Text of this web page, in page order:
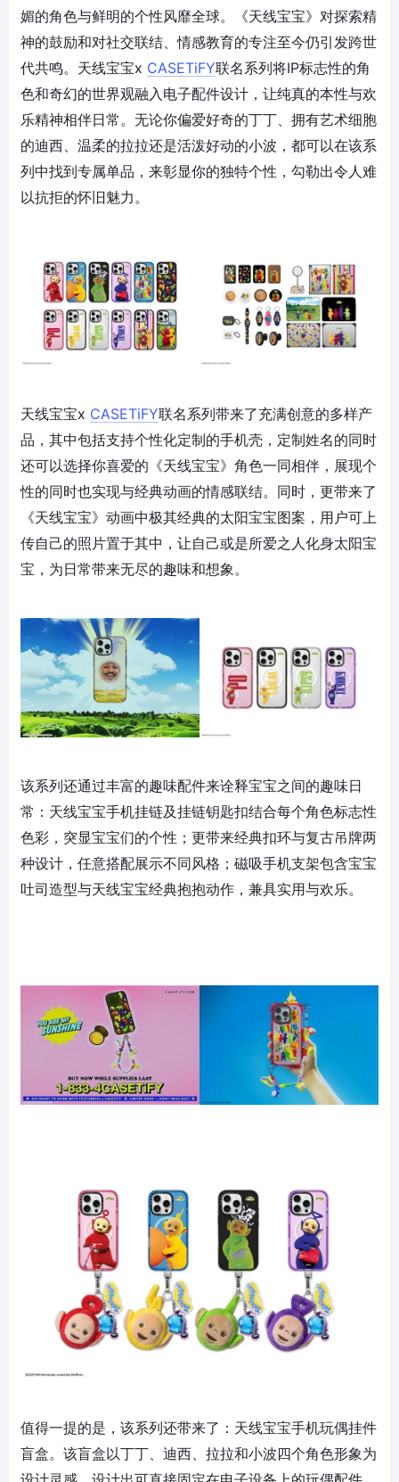
媚的角色与鲜明的个性风靡全球。《天线宝宝》对探索精
神的鼓励和对社交联结、情感教育的专注至今仍引发跨世
代共鸣。天线宝宝x CASETiFY联名系列将IP标志性的角
色和奇幻的世界观融入电子配件设计，让纯真的本性与欢
乐精神相伴日常。无论你偏爱好奇的丁丁、拥有艺术细胞
的迪西、温柔的拉拉还是活泼好动的小波，都可以在该系
列中找到专属单品，来彰显你的独特个性，勾勒出令人难
以抗拒的怀旧魅力。
天线宝宝x CASETiFY联名系列带来了充满创意的多样产
品，其中包括支持个性化定制的手机壳，定制姓名的同时
还可以选择你喜爱的《天线宝宝》角色一同相伴，展现个
性的同时也实现与经典动画的情感联结。同时，更带来了
《天线宝宝》动画中极其经典的太阳宝宝图案，用户可上
传自己的照片置于其中，让自己或是所爱之人化身太阳宝
宝，为日常带来无尽的趣味和想象。
该系列还通过丰富的趣味配件来诠释宝宝之间的趣味日
常：天线宝宝手机挂链及挂链钥匙扣结合每个角色标志性
色彩，突显宝宝们的个性；更带来经典扣环与复古吊牌两
种设计，任意搭配展示不同风格；磁吸手机支架包含宝宝
吐司造型与天线宝宝经典抱抱动作，兼具实用与欢乐。
值得一提的是，该系列还带来了：天线宝宝手机玩偶挂件
盲盒。该盲盒以丁丁、迪西、拉拉和小波四个角色形象为